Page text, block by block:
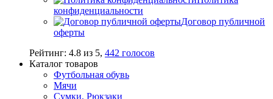
конфиденциальности
Договор публичной
оферты
Рейтинг: 4.8 из 5, 442 голосов
Каталог товаров
Футбольная обувь
Мячи
Сумки, Рюкзаки